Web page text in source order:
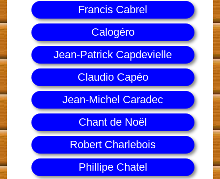
Francis Cabrel
Calogéro
Jean-Patrick Capdevielle
Claudio Capéo
Jean-Michel Caradec
Chant de Noël
Robert Charlebois
Phillipe Chatel